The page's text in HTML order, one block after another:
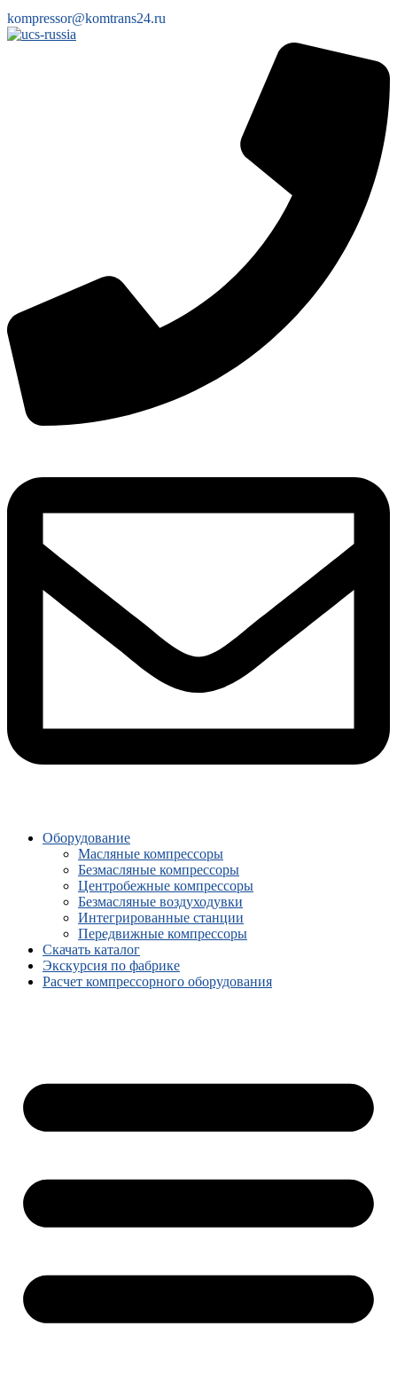
kompressor@komtrans24.ru
Оборудование
Масляные компрессоры
Безмасляные компрессоры
Центробежные компрессоры
Безмасляные воздуходувки
Интегрированные станции
Передвижные компрессоры
Скачать каталог
Экскурсия по фабрике
Расчет компрессорного оборудования